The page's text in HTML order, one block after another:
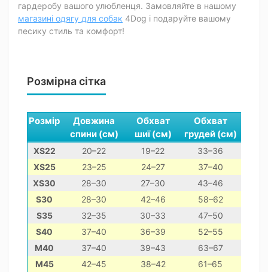
гардеробу вашого улюбленця. Замовляйте в нашому
магазині одягу для собак 4Dog і подаруйте вашому
песику стиль та комфорт!
Розмірна сітка
Розмір
Довжина
спини (см)
Обхват
шиї (см)
Обхват
грудей (см)
XS22 20–22 19–22 33–36
XS25
23–25 24–27 37–40
XS30
28–30 27–30 43–46
S30
28–30 42–46
58–62
S35
32–35 30–33
47–50
S40
37–40 36–39 52–55
M40
37–40 39–43 63–67
M45
42–45 38–42 61–65